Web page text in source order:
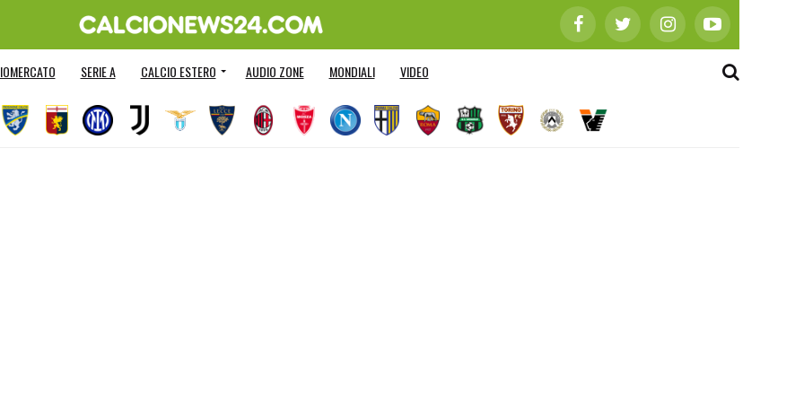
SERIE A CALCIO ESTERO AUDIO ZONE MONDIALI VIDEO